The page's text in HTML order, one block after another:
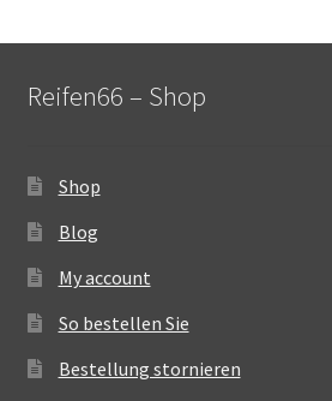
Reifen66 – Shop
Shop
Blog
My account
So bestellen Sie
Bestellung stornieren